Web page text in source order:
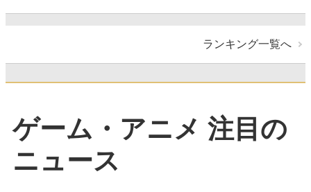
ランキング一覧へ
ゲーム・アニメ 注目の
ニュース